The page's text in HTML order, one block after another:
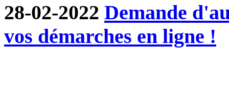
28-02-2022 Demande
vos démarches en ligne !